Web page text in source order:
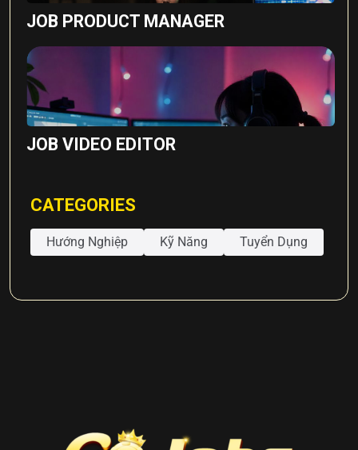
JOB PRODUCT MANAGER
JOB VIDEO EDITOR
CATEGORIES
Hướng Nghiệp Kỹ Năng Tuyển Dụng